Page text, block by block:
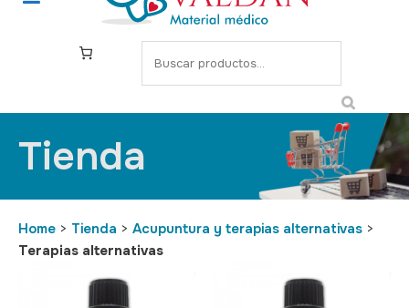
Tienda
Home > Tienda > Acupuntura y terapias alternativas >
Terapias alternativas